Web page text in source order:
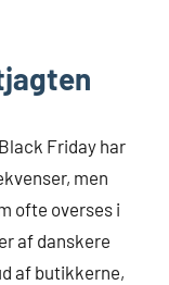
Friday har
men
ofte overses i
af danskere
af butikkerne,